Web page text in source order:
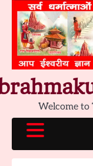
content
Welcome to